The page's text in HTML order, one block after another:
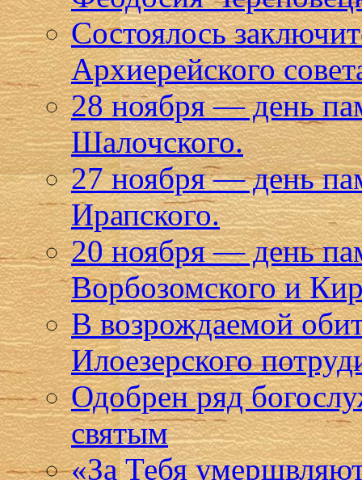
Состоялось
Архиерейского
28 ноября — день
Шалочского.
27 ноября — день
Ирапского.
20 ноября — день
Ворбозомского и
В возрождаемой
Илоезерского
Одобрен ряд
святым
«За Тебя